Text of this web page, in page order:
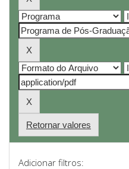
Retornar valores
Adicionar filtros: